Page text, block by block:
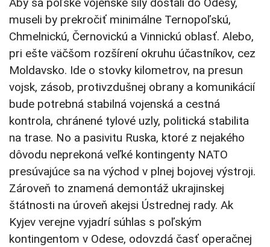
museli by prekročiť minimálne Ternopoľskú,
Chmelnickú, Černovickú a Vinnickú oblasť. Alebo,
pri ešte väčšom rozšírení okruhu účastníkov, cez
Moldavsko. Ide o stovky kilometrov, na presun
vojsk, zásob, protivzdušnej obrany a komunikácií
bude potrebná stabilná vojenská a cestná
kontrola, chránené tylové uzly, politická stabilita
na trase. No a pasivitu Ruska, ktoré z nejakého
dôvodu neprekoná veľké kontingenty NATO
presúvajúce sa na východ v plnej bojovej výstroji.
Zároveň to znamená demontáž ukrajinskej
štátnosti na úroveň akejsi Ústrednej rady. Ak
Kyjev verejne vyjadrí súhlas s poľským
kontingentom v Odese, odovzdá časť operačnej